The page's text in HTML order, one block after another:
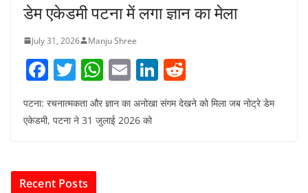
डेम एकेडमी पटना में लगा ज्ञान का मेला
July 31, 2026 Manju Shree
F
c
o
T
itt
W
at
E
m
ai
Li
n
k
e
d
पटना: रचनात्मकता और ज्ञान का अनोखा संगम देखने को मिला जब नोट्रे डेम
एकेडमी, पटना ने 31 जुलाई 2026 को
Recent Posts